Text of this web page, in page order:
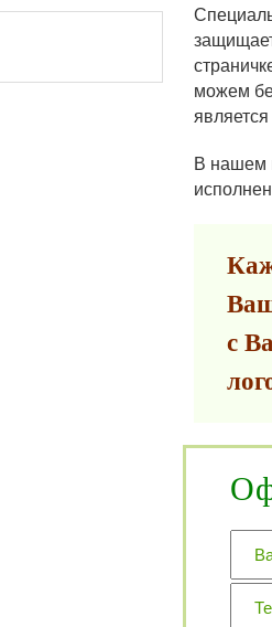
можем
В нашем
с